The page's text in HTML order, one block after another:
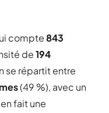
compte843
de194
se répartit entre
(49 %), avec un
fait une